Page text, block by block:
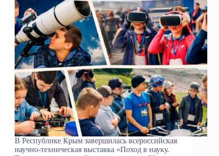
В Республике Крым завершилась всероссийская
научно-техническая выставка «Поход в науку.